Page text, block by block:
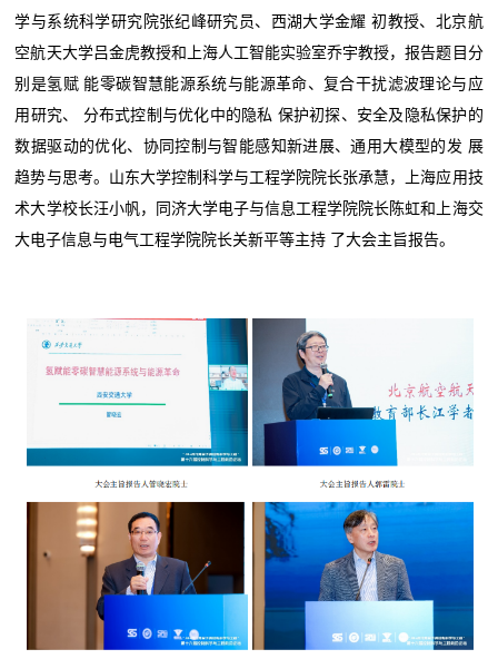
学与系统科学研究院张纪峰研究员、西湖大学金耀 初教授、北京航
空航天大学吕金虎教授和上海人工智能实验室乔宇教授，报告题目分
别是氢赋 能零碳智慧能源系统与能源革命、复合干扰滤波理论与应
用研究、 分布式控制与优化中的隐私 保护初探、安全及隐私保护的
数据驱动的优化、协同控制与智能感知新进展、通用大模型的发 展
趋势与思考。山东大学控制科学与工程学院院长张承慧，上海应用技
术大学校长汪小帆，同济大学电子与信息工程学院院长陈虹和上海交
大电子信息与电气工程学院院长关新平等主持 了大会主旨报告。